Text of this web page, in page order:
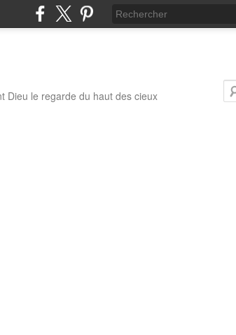
Dieu le regarde du haut des cieux